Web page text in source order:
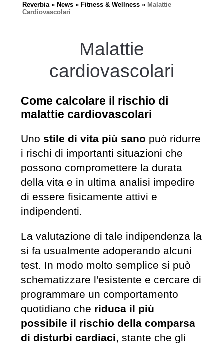
Reverbia News Fitness & Wellness
Malattie
Cardiovascolari
Malattie
cardiovascolari
Come calcolare il rischio di
malattie cardiovascolari
Uno stile di vita più sano può ridurre
i rischi di importanti situazioni che
possono compromettere la durata
della vita e in ultima analisi impedire
di essere fisicamente attivi e
indipendenti.
La valutazione di tale indipendenza la
si fa usualmente adoperando alcuni
test. In modo molto semplice si può
schematizzare l'esistente e cercare di
programmare un comportamento
quotidiano che riduca il più
possibile il rischio della comparsa
di disturbi cardiaci, stante che gli